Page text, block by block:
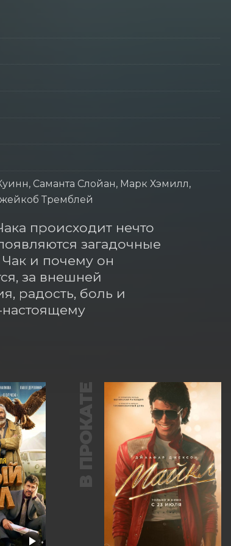
Саманта Слойан, Марк Хэмилл,
Тремблей
происходит нечто
загадочные
и почему он
за внешней
радость, боль и
В ПРОКАТЕ